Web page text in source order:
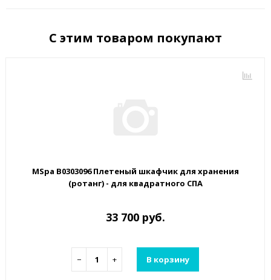
С этим товаром покупают
MSpa B0303096 Плетеный шкафчик для хранения
(ротанг) - для квадратного СПА
33 700 руб.
− + В корзину